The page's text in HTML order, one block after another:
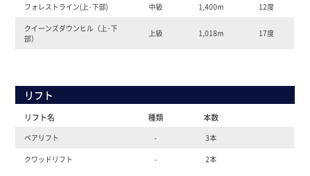
フォレストライン(上･下部) 中級 1,400m 12度
クイーンズダウンヒル（上･下
部）
上級 1,018m 17度
リフト
リフト名 種類 本数
ペアリフト - 3本
クワッドリフト - 2本